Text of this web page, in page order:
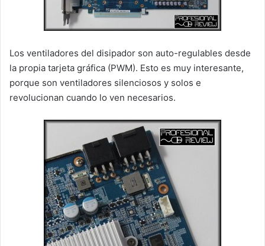
Los ventiladores del disipador son auto-regulables desde
la propia tarjeta gráfica (PWM). Esto es muy interesante,
porque son ventiladores silenciosos y solos e
revolucionan cuando lo ven necesarios.